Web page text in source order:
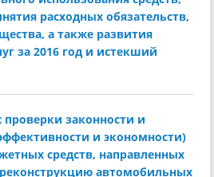
расходных обязательств,
а также развития
за 2016 год и истекший
проверки законности и
и экономности)
средств, направленных
автомобильных